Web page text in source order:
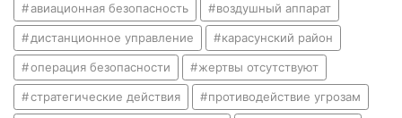
авиационная безопасность воздушный аппарат
дистанционное управление карасунский район
операция безопасности жертвы отсутствуют
стратегические действия противодействие угрозам